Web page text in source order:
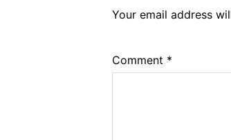
Your email address
Comment *